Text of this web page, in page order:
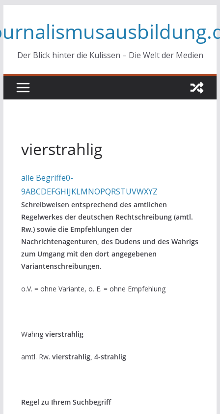
springen
Der Blick hinter die Kulissen – Die Welt der Medien
vierstrahlig
alle Begriffe0-
9ABCDEFGHIJKLMNOPQRSTUVWXYZ
Schreibweisen entsprechend des amtlichen
Regelwerkes der deutschen Rechtschreibung (amtl.
Rw.) sowie die Empfehlungen der
Nachrichtenagenturen, des Dudens und des Wahrigs
zum Umgang mit den dort angegebenen
Variantenschreibungen.
o.V. = ohne Variante, o. E. = ohne Empfehlung
Wahrig vierstrahlig
amtl. Rw. vierstrahlig, 4-strahlig
Regel zu Ihrem Suchbegriff